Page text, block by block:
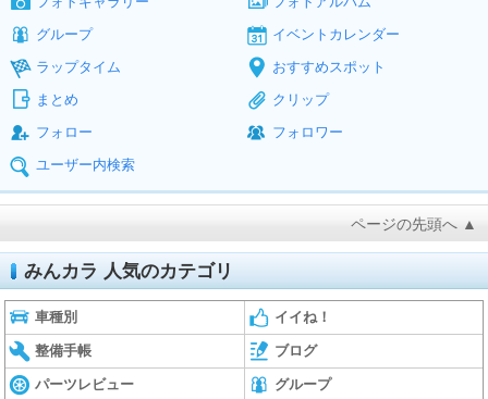
グループ
イベントカレンダー
ラップタイム
おすすめスポット
まとめ
クリップ
フォロー
フォロワー
ユーザー内検索
ページの先頭へ ▲
みんカラ 人気のカテゴリ
車種別 イイね！
整備手帳 ブログ
パーツレビュー グループ